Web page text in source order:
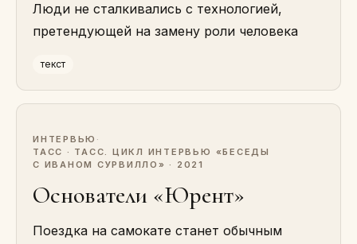
Люди не сталкивались с технологией,
претендующей на замену роли человека
текст
ИНТЕРВЬЮ ·
ТАСС · ТАСС. ЦИКЛ ИНТЕРВЬЮ «БЕСЕДЫ
С ИВАНОМ СУРВИЛЛО» · 2021
Основатели «Юрент»
Поездка на самокате станет обычным